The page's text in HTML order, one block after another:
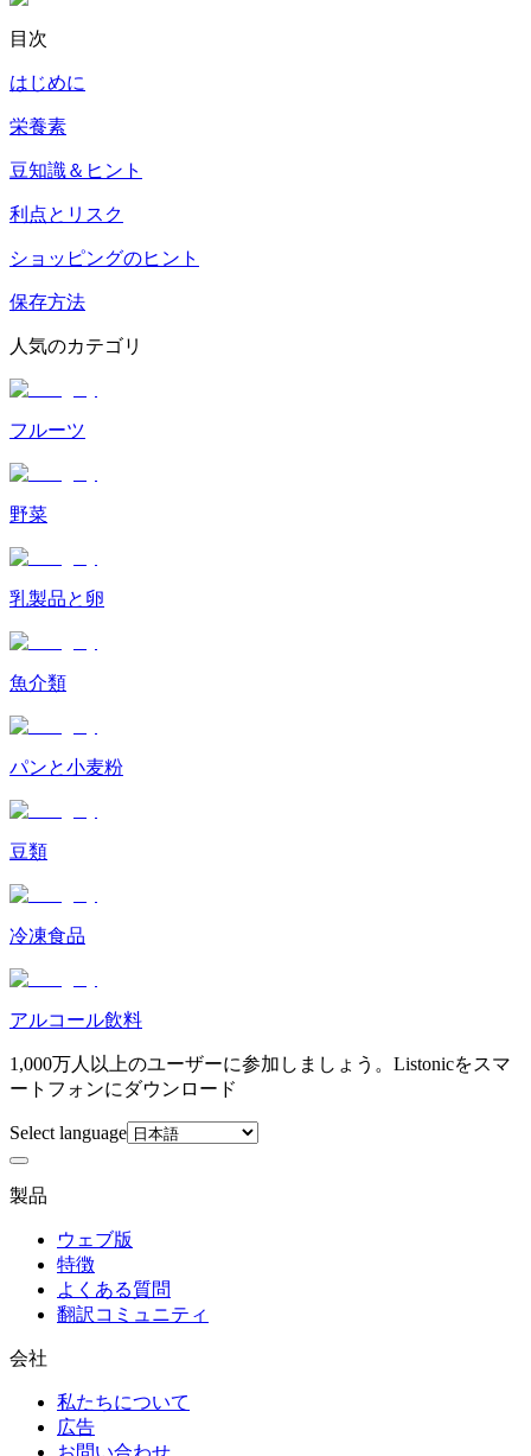
目次
はじめに
栄養素
豆知識＆ヒント
利点とリスク
ショッピングのヒント
保存方法
人気のカテゴリ
フルーツ
野菜
乳製品と卵
魚介類
パンと小麦粉
豆類
冷凍食品
アルコール飲料
1,000万人以上のユーザーに参加しましょう。Listonicをスマ
ートフォンにダウンロード
Select language
製品
ウェブ版
特徴
よくある質問
翻訳コミュニティ
会社
私たちについて
広告
お問い合わせ